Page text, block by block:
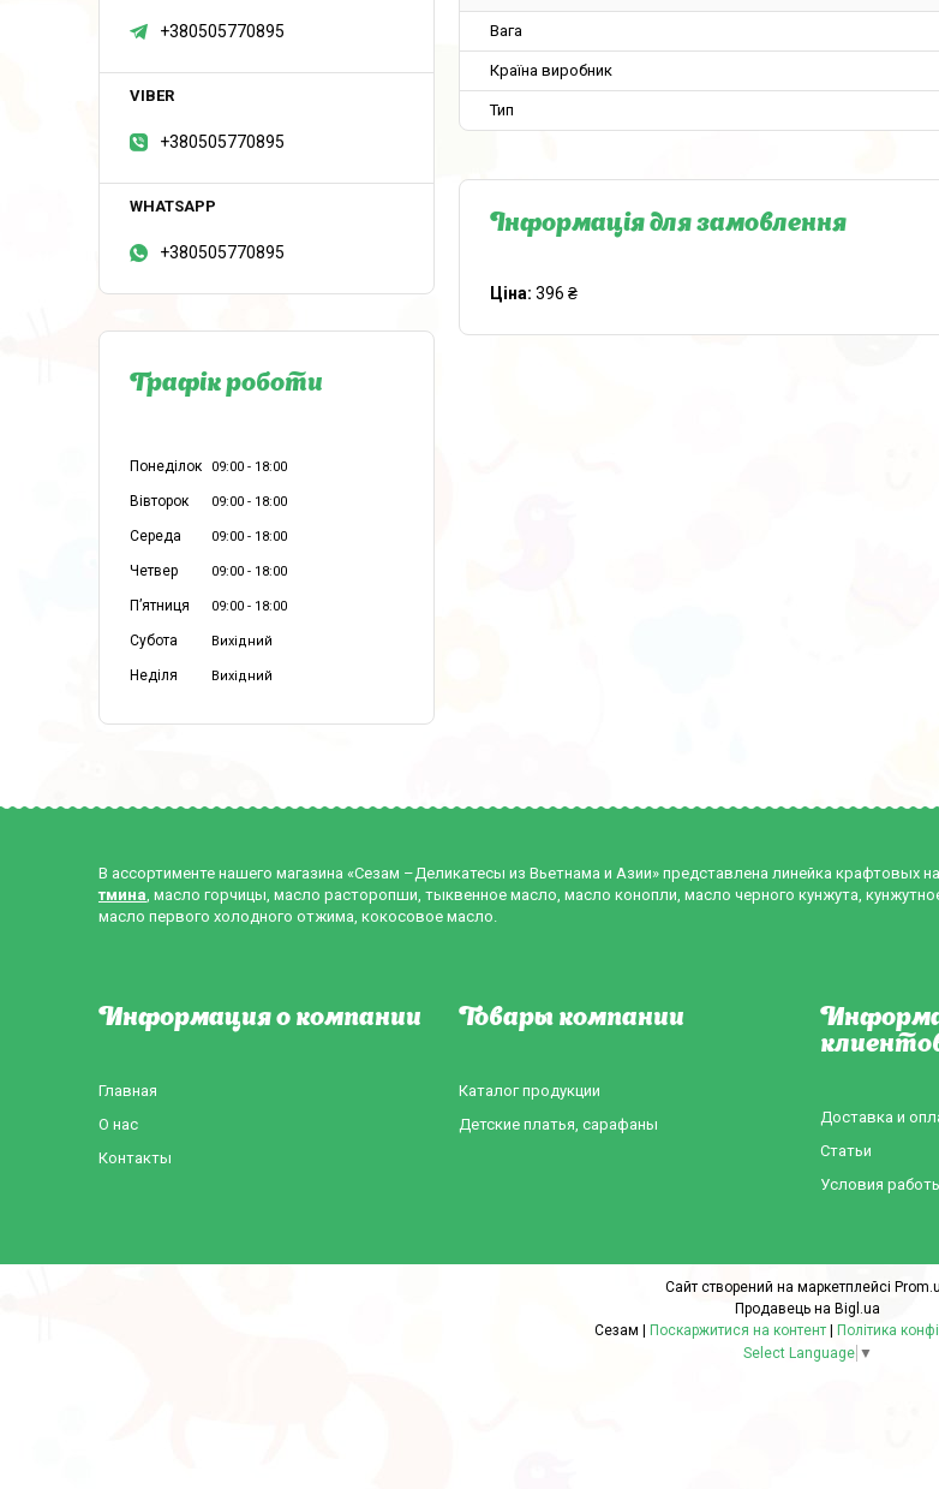
Вага
Країна виробник
Тип
Інформація для замовлення
Ціна: 396 ₴
+380505770895
+380505770895
+380505770895
Графік роботи
Понеділок 09:00 18:00
Вівторок 09:00 18:00
Середа 09:00 18:00
Четвер 09:00 18:00
Пʼятниця 09:00 18:00
Субота Вихідний
Неділя Вихідний
В ассортименте нашего магазина «Сезам –Деликатесы из Вьетнама и Азии» представлена линейка крафтовых
тмина, масло горчицы, масло расторопши, тыквенное масло, масло конопли, масло черного кунжута,
масло первого холодного отжима, кокосовое масло.
Информация о компании
Главная
О нас
Контакты
Товары компании
Каталог продукции
Детские платья, сарафаны
Доставка и
Статьи
Условия
Сайт створений на маркетплейсі
Продавець на Bigl.ua
Поскаржитися на контент
Політика
Select Language ▼